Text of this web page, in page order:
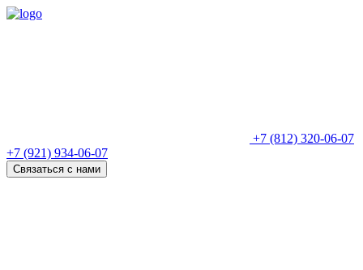
+7 (812) 320-06-07
+7 (921) 934-06-07
Связаться с нами